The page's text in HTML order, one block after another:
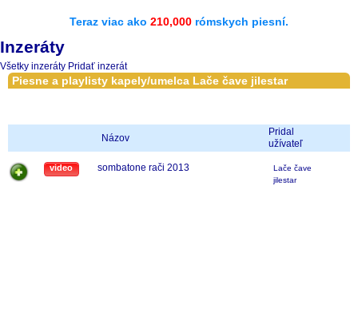
Teraz viac ako 210,000 rómskych piesní.
Inzeráty
Všetky inzeráty Pridať inzerát
Piesne a playlisty kapely/umelca Lače čave jilestar
Názov
Pridal
užívateľ
video sombatone rači 2013
Lače čave
jilestar